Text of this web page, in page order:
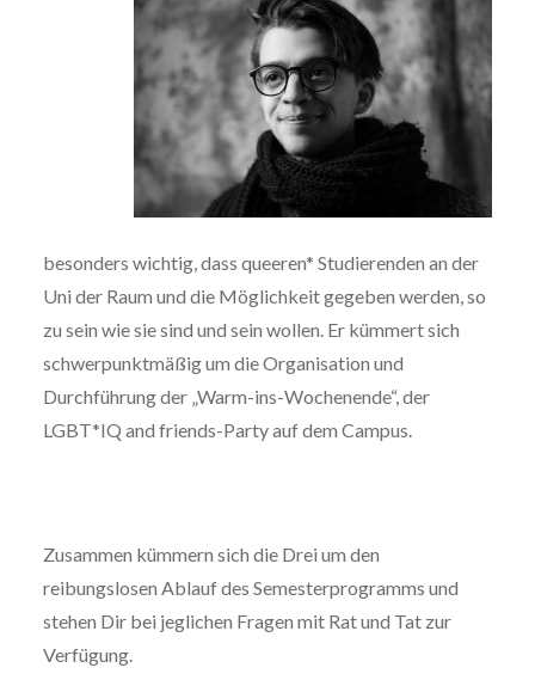
besonders wichtig, dass queeren* Studierenden an der
Uni der Raum und die Möglichkeit gegeben werden, so
zu sein wie sie sind und sein wollen. Er kümmert sich
schwerpunktmäßig um die Organisation und
Durchführung der „Warm-ins-Wochenende“, der
LGBT*IQ and friends-Party auf dem Campus.
Zusammen kümmern sich die Drei um den
reibungslosen Ablauf des Semesterprogramms und
stehen Dir bei jeglichen Fragen mit Rat und Tat zur
Verfügung.